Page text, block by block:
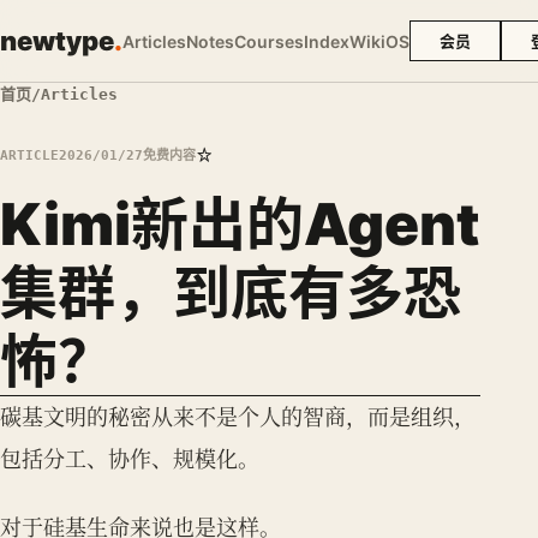
newtype.ArticlesNotesCoursesIndexWikiOS 会员
首页/Articles
ARTICLE2026/01/27免费内容☆
Kimi新出的Agent
集群，到底有多恐
怖？
碳基文明的秘密从来不是个人的智商，而是组织，
包括分工、协作、规模化。
对于硅基生命来说也是这样。